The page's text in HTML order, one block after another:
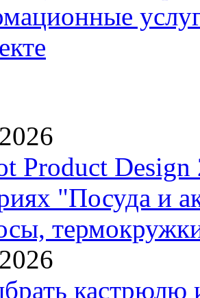
Product Design
"Посуда и
кастрюлю